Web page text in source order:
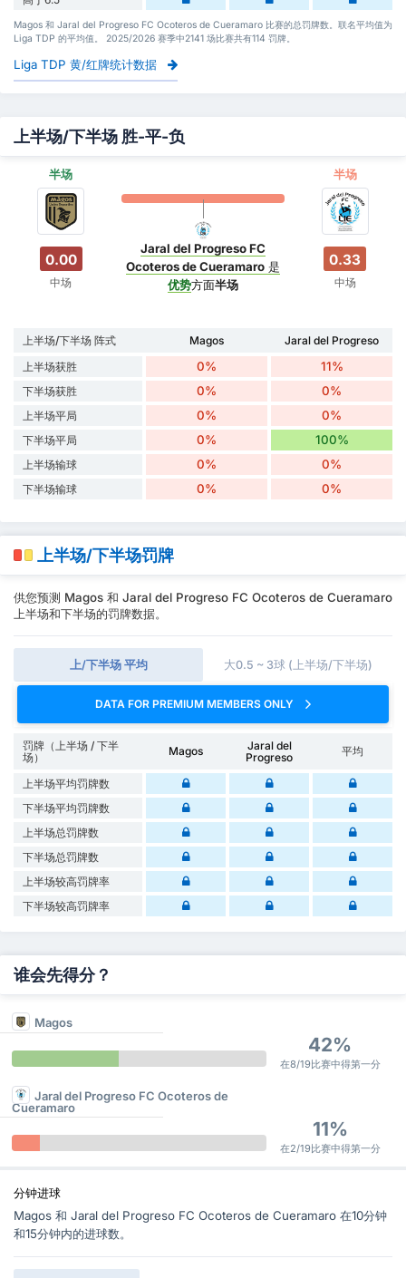
Magos 和 Jaral del Progreso FC Ocoteros de Cueramaro 比赛的总罚牌数。联名平均值为
Liga TDP 的平均值。 2025/2026 赛季中2141 场比赛共有114 罚牌。
Liga TDP 黄/红牌统计数据
上半场/下半场 胜-平-负
半场 半场
0.00
中场
Jaral del Progreso FC
Ocoteros de Cueramaro是
优势方面半场
0.33
中场
上半场/下半场 阵式 Magos
Jaral del Progreso
上半场获胜
0% 11%
下半场获胜 0% 0%
上半场平局 0% 0%
下半场平局 0% 100%
上半场输球 0% 0%
下半场输球 0% 0%
上半场/下半场罚牌
供您预测 Magos 和 Jaral del Progreso FC Ocoteros de Cueramaro
上半场和下半场的罚牌数据。
上/下半场 平均 大0.5 ~ 3球 (上半场/下半场)
DATA FOR PREMIUM MEMBERS ONLY
罚牌（上半场 / 下半
场）
Magos
Jaral del
Progreso
平均
上半场平均罚牌数
下半场平均罚牌数
上半场总罚牌数
下半场总罚牌数
上半场较高罚牌率
下半场较高罚牌率
谁会先得分？
Magos
42%
在8/19比赛中得第一分
Jaral del Progreso FC Ocoteros de
Cueramaro
11%
在2/19比赛中得第一分
分钟进球
Magos 和 Jaral del Progreso FC Ocoteros de Cueramaro 在10分钟
和15分钟内的进球数。